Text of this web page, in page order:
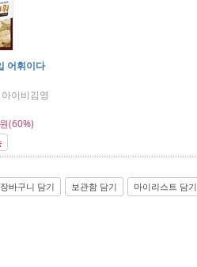
어휘이다
이비김영
원(60%)
장바구니 담기 보관함 담기 마이리스트 담기